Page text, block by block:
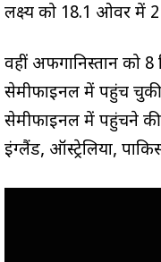
लक्ष्य को 18.1 ओवर में
वहीं अफगानिस्तान को
सेमीफाइनल में पहुंच चुकी
सेमीफाइनल में पहुंचने की
इंग्लैंड, ऑस्ट्रेलिया,